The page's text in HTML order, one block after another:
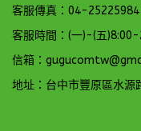
客服傳真：04-25225984
客服時間：(一)-(五
信箱：
地址：台中市豐原區水源